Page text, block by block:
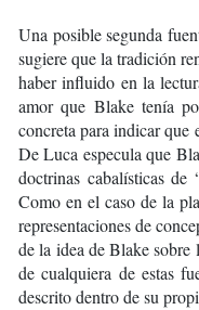
Una posible segunda
sugiere que la tradición
haber influido en la
amor que Blake tenía
concreta para indicar
De Luca especula que
doctrinas cabalísticas
Como en el caso de la
representaciones de
de la idea de Blake
de cualquiera de estas
descrito dentro de su